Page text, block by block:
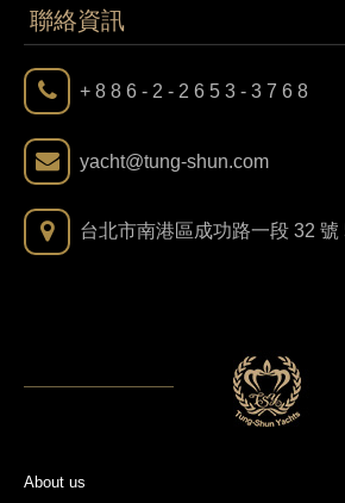
聯絡資訊
+ 8 8 6 - 2 - 2 6 5 3 - 3 7 6 8
yacht@tung-shun.com
台北市南港區成功路一段 32 號
About us